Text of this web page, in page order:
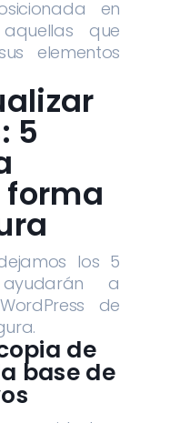
en
que
elementos
5
forma
los 5
a
de
de
base de